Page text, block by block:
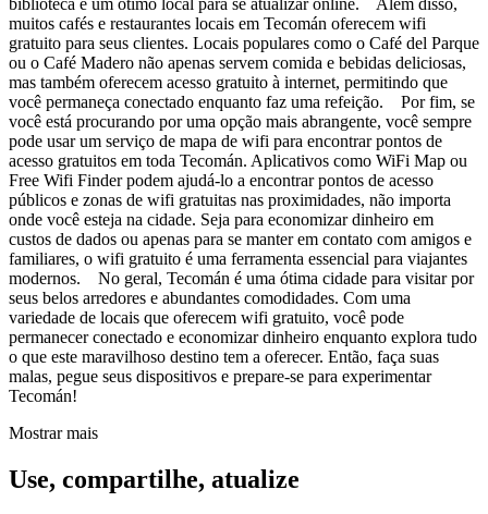
biblioteca é um ótimo local para se atualizar online. Além disso,
muitos cafés e restaurantes locais em Tecomán oferecem wifi
gratuito para seus clientes. Locais populares como o Café del Parque
ou o Café Madero não apenas servem comida e bebidas deliciosas,
mas também oferecem acesso gratuito à internet, permitindo que
você permaneça conectado enquanto faz uma refeição. Por fim, se
você está procurando por uma opção mais abrangente, você sempre
pode usar um serviço de mapa de wifi para encontrar pontos de
acesso gratuitos em toda Tecomán. Aplicativos como WiFi Map ou
Free Wifi Finder podem ajudá-lo a encontrar pontos de acesso
públicos e zonas de wifi gratuitas nas proximidades, não importa
onde você esteja na cidade. Seja para economizar dinheiro em
custos de dados ou apenas para se manter em contato com amigos e
familiares, o wifi gratuito é uma ferramenta essencial para viajantes
modernos. No geral, Tecomán é uma ótima cidade para visitar por
seus belos arredores e abundantes comodidades. Com uma
variedade de locais que oferecem wifi gratuito, você pode
permanecer conectado e economizar dinheiro enquanto explora tudo
o que este maravilhoso destino tem a oferecer. Então, faça suas
malas, pegue seus dispositivos e prepare-se para experimentar
Tecomán!
Mostrar mais
Use, compartilhe, atualize